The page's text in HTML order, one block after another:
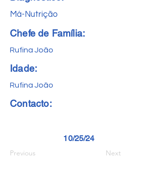
Má-Nutrição
Chefe de Família:
Rufina João
Idade:
Rufina João
Contacto:
10/25/24
Previous Next